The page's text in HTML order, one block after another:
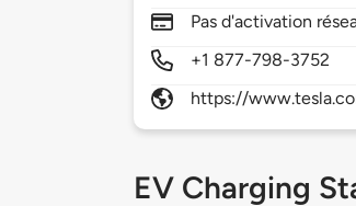
Pas d'activation
+1 877-798-3752
https://
EV Charging